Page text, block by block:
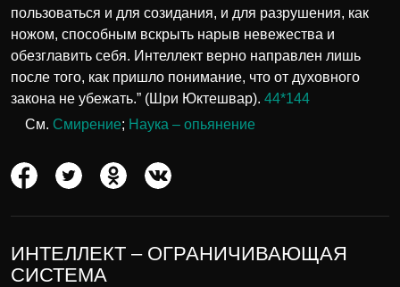
пользоваться и для созидания, и для разрушения, как
ножом, способным вскрыть нарыв невежества и
обезглавить себя. Интеллект верно направлен лишь
после того, как пришло понимание, что от духовного
закона не убежать.” (Шри Юктешвар). 44*144
См. Смирение; Наука – опьянение
ИНТЕЛЛЕКТ – ОГРАНИЧИВАЮЩАЯ
СИСТЕМА